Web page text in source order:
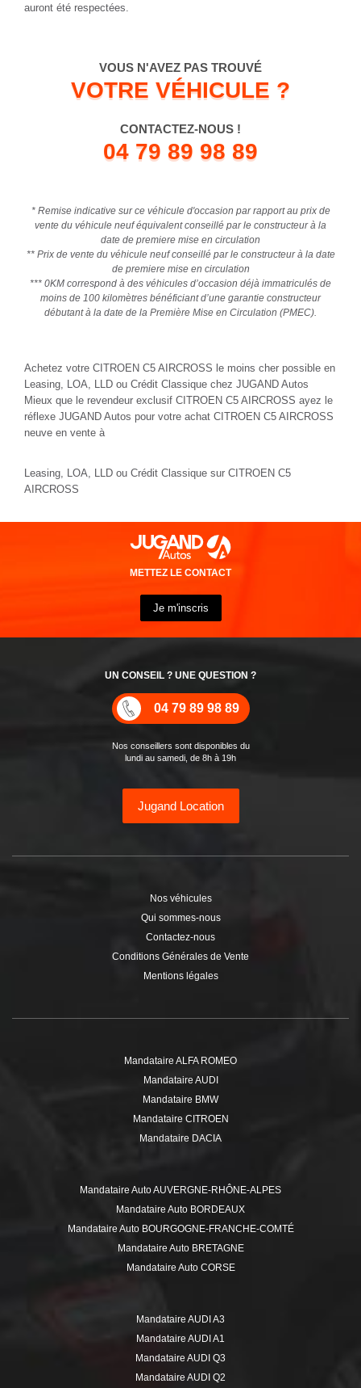
auront été respectées.
VOUS N'AVEZ PAS TROUVÉ
VOTRE VÉHICULE ?
CONTACTEZ-NOUS !
04 79 89 98 89
* Remise indicative sur ce véhicule d'occasion par rapport au prix de
vente du véhicule neuf équivalent conseillé par le constructeur à la
date de premiere mise en circulation
** Prix de vente du véhicule neuf conseillé par le constructeur à la date
de premiere mise en circulation
*** 0KM correspond à des véhicules d’occasion déjà immatriculés de
moins de 100 kilomètres bénéficiant d’une garantie constructeur
débutant à la date de la Première Mise en Circulation (PMEC).
Achetez votre CITROEN C5 AIRCROSS le moins cher possible en
Leasing, LOA, LLD ou Crédit Classique chez JUGAND Autos
Mieux que le revendeur exclusif CITROEN C5 AIRCROSS ayez le
réflexe JUGAND Autos pour votre achat CITROEN C5 AIRCROSS
neuve en vente à
Leasing, LOA, LLD ou Crédit Classique sur CITROEN C5
AIRCROSS
METTEZ LE CONTACT
Je m'inscris
UN CONSEIL ? UNE QUESTION ?
04 79 89 98 89
Nos conseillers sont disponibles du
lundi au samedi, de 8h à 19h
Jugand Location
Nos véhicules
Qui sommes-nous
Contactez-nous
Conditions Générales de Vente
Mentions légales
Mandataire ALFA ROMEO
Mandataire AUDI
Mandataire BMW
Mandataire CITROEN
Mandataire DACIA
Mandataire FORD
Mandataire HYUNDAI
Mandataire ISUZU
Mandataire JEEP
Mandataire KIA
Mandataire Auto AUVERGNE-RHÔNE-ALPES
Mandataire Auto BORDEAUX
Mandataire Auto BOURGOGNE-FRANCHE-COMTÉ
Mandataire Auto BRETAGNE
Mandataire Auto CORSE
Mandataire Auto HAUTS-DE-FRANCE
Mandataire Auto ÎLE-DE-FRANCE
Mandataire Auto ISÈRE
Mandataire Auto LILLE
Mandataire AUDI A3
Mandataire AUDI A1
Mandataire AUDI Q3
Mandataire AUDI Q2